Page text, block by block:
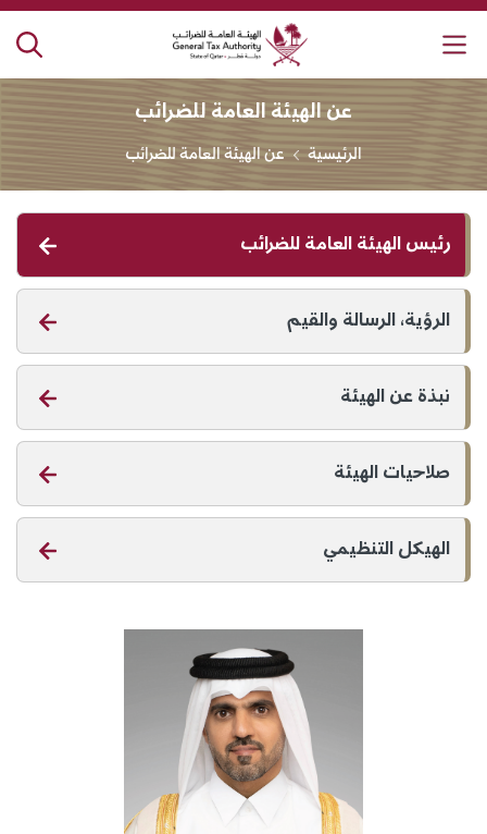
الهيئة العامة للضرائب
عن الهيئة العامة للضرائب
الرئيسية عن الهيئة العامة للضرائب
رئيس الهيئة العامة للضرائب
الرؤية، الرسالة والقيم
نبذة عن الهيئة
صلاحيات الهيئة
الهيكل التنظيمي